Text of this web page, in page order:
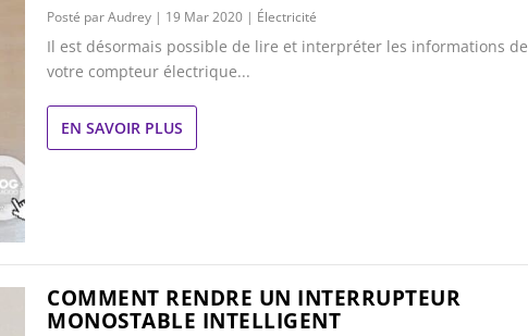
Posté parAudrey | 19 Mar 2020 | Électricité
Il est désormais possible de lire et interpréter les informations de
votre compteur électrique...
EN SAVOIR PLUS
COMMENT RENDRE UN INTERRUPTEUR
MONOSTABLE INTELLIGENT